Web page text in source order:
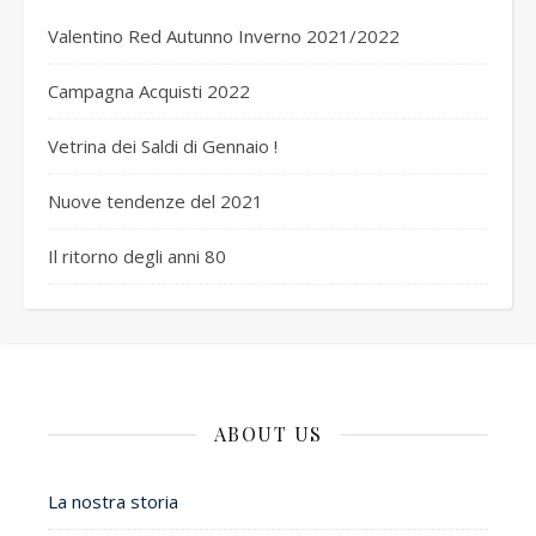
Valentino Red Autunno Inverno 2021/2022
Campagna Acquisti 2022
Vetrina dei Saldi di Gennaio !
Nuove tendenze del 2021
Il ritorno degli anni 80
ABOUT US
La nostra storia